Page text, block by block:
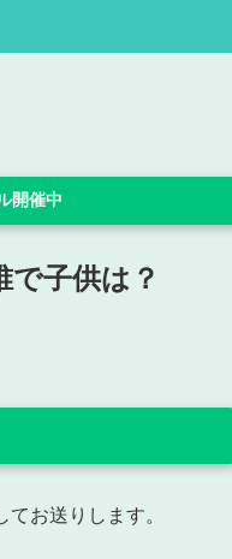
開催中
子供は？
お送りします。